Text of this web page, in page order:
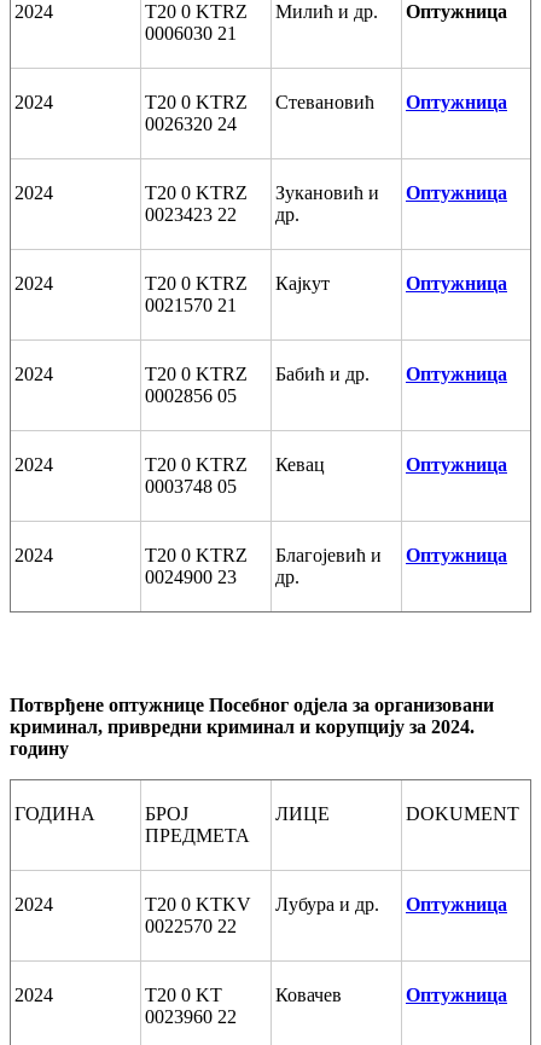
2024
T20 0 KTRZ
0006030 21
Милић и др. Оптужница
2024
T20 0 KTRZ
0026320 24
Стевановић Оптужница
2024
T20 0 KTRZ
0023423 22
Зукановић и
др.
Оптужница
2024
T20 0 KTRZ
0021570 21
Кајкут Оптужница
2024
T20 0 KTRZ
0002856 05
Бабић и др. Оптужница
2024
T20 0 KTRZ
0003748 05
Кевац Оптужница
2024
T20 0 KTRZ
0024900 23
Благојевић и
др.
Оптужница
Потврђене оптужнице Посебног одјела за организовани
криминал, привредни криминал и корупцију за 2024.
годину
ГОДИНА
БРОЈ
ПРЕДМЕТА
ЛИЦЕ DOKUMENT
2024
T20 0 KTKV
0022570 22
Лубура и др. Оптужница
2024
T20 0 KT
0023960 22
Ковачев Оптужница